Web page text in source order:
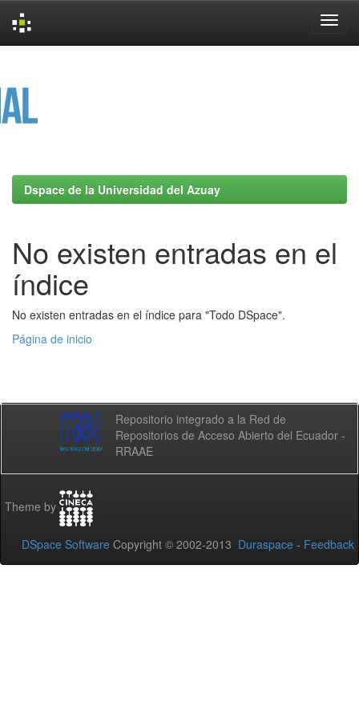
Dspace de la Universidad del Azuay
No existen entradas en el
índice
No existen entradas en el índice para "Todo DSpace".
Página de inicio
Repositorio integrado a la Red de
Repositorios de Acceso Abierto del Ecuador -
RRAAE
Theme by
DSpace Software Copyright © 2002-2013 Duraspace - Feedback